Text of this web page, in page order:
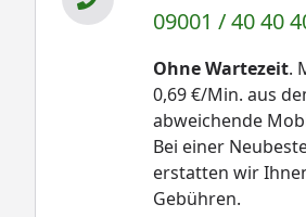
09001 / 40 40
Ohne Wartezeit.
0,69 €/Min. aus
abweichende
Bei einer
erstatten wir
Gebühren.